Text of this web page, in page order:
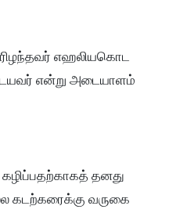
எஹலியகொட
என்று அடையாளம்
கழிப்பதற்காகத் தனது
கடற்கரைக்கு வருகை